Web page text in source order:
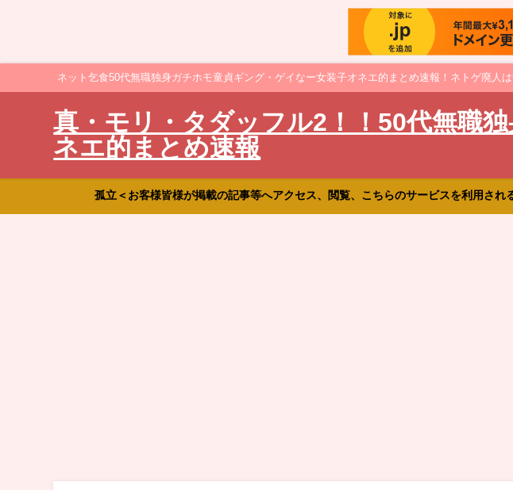
ネット乞食50代無職独身ガチホモ童貞ギング・ゲイなー女装子オネエ的まとめ速報！ネトゲ廃人
真・モリ・タダッフル2！！50代無職
ネエ的まとめ速報
孤立＜お客様皆様が掲載の記事等へアクセス、閲覧、こちらのサービスを利用さ